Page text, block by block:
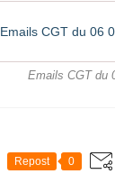
Emails CGT du 06
Emails CGT du
Repost 0